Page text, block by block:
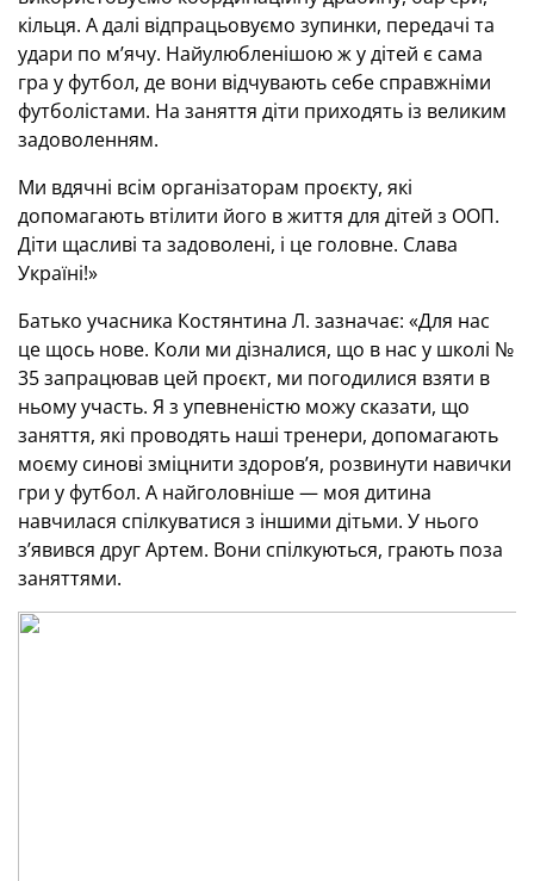
кільця. А далі відпрацьовуємо зупинки, передачі та
удари по м’ячу. Найулюбленішою ж у дітей є сама
гра у футбол, де вони відчувають себе справжніми
футболістами. На заняття діти приходять із великим
задоволенням.
Ми вдячні всім організаторам проєкту, які
допомагають втілити його в життя для дітей з ООП.
Діти щасливі та задоволені, і це головне. Слава
Україні!»
Батько учасника Костянтина Л. зазначає: «Для нас
це щось нове. Коли ми дізналися, що в нас у школі №
35 запрацював цей проєкт, ми погодилися взяти в
ньому участь. Я з упевненістю можу сказати, що
заняття, які проводять наші тренери, допомагають
моєму синові зміцнити здоров’я, розвинути навички
гри у футбол. А найголовніше — моя дитина
навчилася спілкуватися з іншими дітьми. У нього
з’явився друг Артем. Вони спілкуються, грають поза
заняттями.